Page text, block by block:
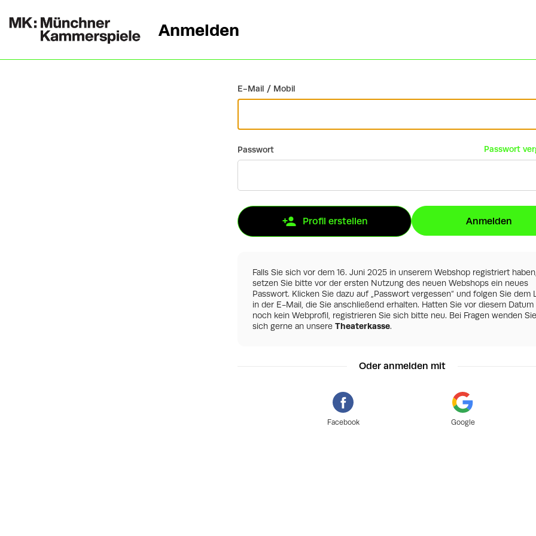
Zurück
Anmelden
E-Mail / Mobil
Passwort Passwort
Profil erstellen Anmelden
Falls Sie sich vor dem 16. Juni 2025 in unserem Webshop registriert haben,
setzen Sie bitte vor der ersten Nutzung des neuen Webshops ein neues
Passwort. Klicken Sie dazu auf „Passwort vergessen“ und folgen Sie dem
in der E-Mail, die Sie anschließend erhalten. Hatten Sie vor diesem Datum
noch kein Webprofil, registrieren Sie sich bitte neu. Bei Fragen wenden Sie
sich gerne an unsere Theaterkasse.
Oder anmelden mit
Facebook Google